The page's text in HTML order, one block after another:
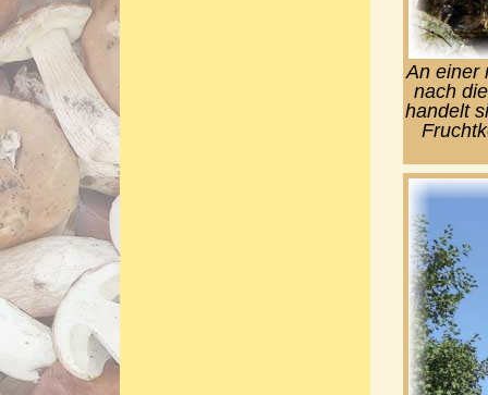
An einer
nach
handelt